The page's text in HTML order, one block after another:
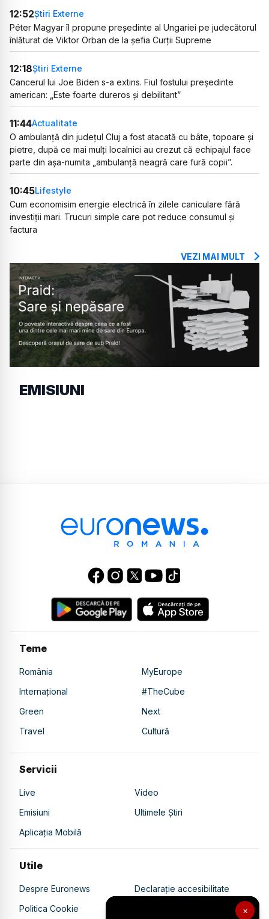
×
12:52Știri Externe
Péter Magyar îl propune președinte al Ungariei pe judecătorul
înlăturat de Viktor Orban de la șefia Curții Supreme
12:18Știri Externe
Cancerul lui Joe Biden s-a extins. Fiul fostului președinte
american: „Este foarte dureros și debilitant”
11:44Actualitate
O ambulanță din județul Cluj a fost atacată cu bâte, topoare și
pietre, după ce mai mulți localnici au crezut că echipajul face
parte din așa-numita „ambulanță neagră care fură copii”.
10:45Lifestyle
Cum economisim energie electrică în zilele caniculare fără
investiții mari. Trucuri simple care pot reduce consumul și
factura
VEZI MAI MULT
EMISIUNI
Teme
România
MyEurope
Internațional
#TheCube
Green
Next
Travel
Cultură
Servicii
Live
Video
Emisiuni
Ultimele Știri
Aplicația Mobilă
Utile
Despre Euronews
Declarație accesibilitate
Politica Cookie
Politica de confidențialitate